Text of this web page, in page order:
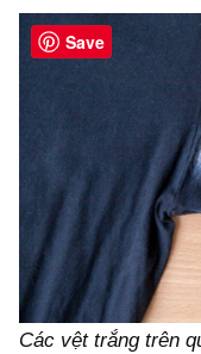
Các vệt trắng trên
Save